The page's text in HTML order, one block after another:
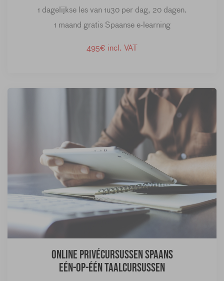
1 dagelijkse les van 1u30 per dag, 20 dagen.
1 maand gratis Spaanse e-learning
495€ incl. VAT
Online privécursussen Spaans
Eén-op-één taalcursussen